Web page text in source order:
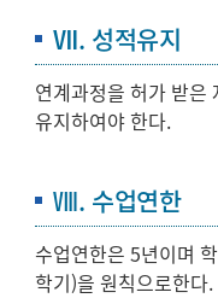
Ⅶ. 성적유지
연계과정을 허가 받은
유지하여야 한다.
Ⅷ. 수업연한
수업연한은 5년이며
학기)을 원칙으로한다.